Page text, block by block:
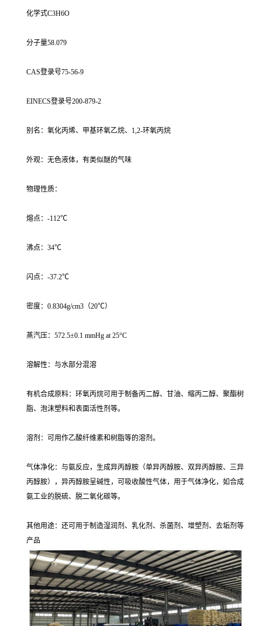
化学式C3H6O
分子量58.079
CAS登录号75-56-9
EINECS登录号200-879-2
别名：氧化丙烯、甲基环氧乙烷、1,2-环氧丙烷
外观：无色液体，有类似醚的气味
物理性质：
熔点：-112℃
沸点：34℃
闪点：-37.2℃
密度：0.8304g/cm3（20℃）
蒸汽压：572.5±0.1 mmHg at 25°C
溶解性：与水部分混溶
有机合成原料：环氧丙烷可用于制备丙二醇、甘油、缩丙二醇、聚酯树
脂、泡沫塑料和表面活性剂等。
溶剂：可用作乙酸纤维素和树脂等的溶剂。
气体净化：与氨反应，生成异丙醇胺（单异丙醇胺、双异丙醇胺、三异
丙醇胺），异丙醇胺呈碱性，可吸收酸性气体，用于气体净化，如合成
氨工业的脱硫、脱二氧化碳等。
其他用途：还可用于制造湿润剂、乳化剂、杀菌剂、增塑剂、去垢剂等
产品